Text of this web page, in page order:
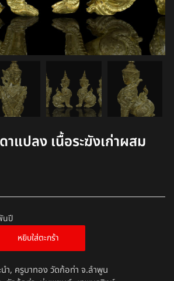
แปลง เนื้อระฆังเก่าผสม
นปี
หยิบใส่ตะกร้า
ำ, ครูบาทอง วัดก้อท่า จ.ลำพูน